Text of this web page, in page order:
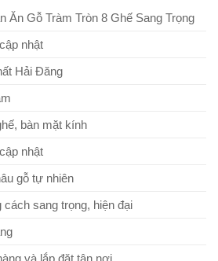
Ăn Gỗ Tràm Tròn 8 Ghế Sang Trọng
nhật
Hải Đăng
bàn mặt kính
nhật
gỗ tự nhiên
cách sang trọng, hiện đại